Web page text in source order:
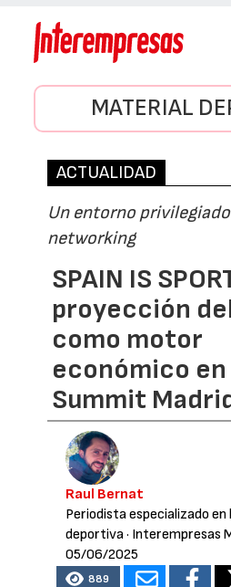
MATERIAL
ACTUALIDAD
Un entorno
networking
SPAIN IS
proyección
como motor
económico
Summit
Raul Bernat
Periodista especializado
deportiva· Interempresas
05/06/2025
889